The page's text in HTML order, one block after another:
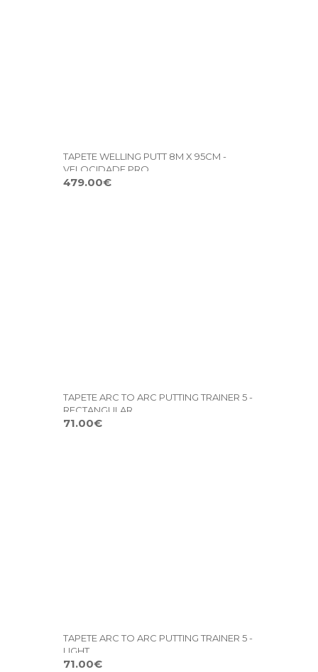
TAPETE WELLING PUTT 8M X 95CM -
VELOCIDADE PRO
479.00€
TAPETE ARC TO ARC PUTTING TRAINER 5 -
RECTANGULAR
71.00€
TAPETE ARC TO ARC PUTTING TRAINER 5 -
LIGHT
71.00€